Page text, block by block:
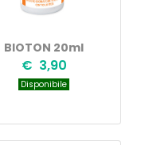
BIOTON 20ml
€ 3,90
Disponibile